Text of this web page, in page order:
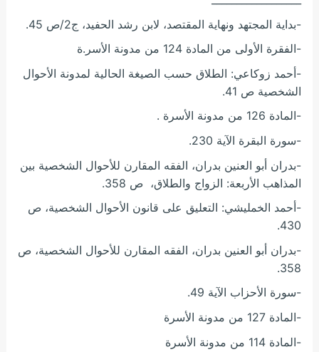
-بداية المجتهد ونهاية المقتصد، لابن رشد الحفيد، ج2/ص 45.
-الفقرة الأولى من المادة 124 من مدونة الأسر.ة
-أحمد زوكاعي: الطلاق حسب الصيغة الحالية لمدونة الأحوال
الشخصية ص 41.
-المادة 126 من مدونة الأسرة .
-سورة البقرة الآية 230.
-بدران أبو العنين بدران، الفقه المقارن للأحوال الشخصية بين
المذاهب الأربعة: الزواج والطلاق، ص 358.
-أحمد الخمليشي: التعليق على قانون الأحوال الشخصية، ص
430.
-بدران أبو العنين بدران، الفقه المقارن للأحوال الشخصية، ص
358.
-سورة الأحزاب الآية 49.
-المادة 127 من مدونة الأسرة
-المادة 114 من مدونة الأسرة